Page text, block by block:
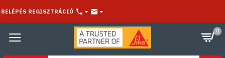
BELÉPÉS REGISZTRÁCIÓ
0